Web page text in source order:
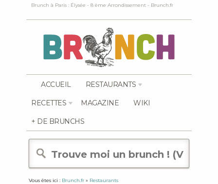
Brunch à Paris : Élysée - 8 ème Arrondissement - Brunch.fr
ACCUEIL RESTAURANTS
RECETTES MAGAZINE WIKI
+ DE BRUNCHS
Vous êtes ici : Brunch.fr » Restaurants